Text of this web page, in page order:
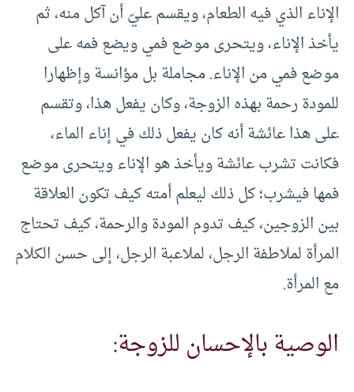
الإناء الذي فيه الطعام، ويقسم عليّ أن آكل منه، ثم
يأخذ الإناء، ويتحرى موضع فمي ويضع فمه على
موضع فمي من الإناء. مجاملة بل مؤانسة وإظهارا
للمودة رحمة بهذه الزوجة، وكان يفعل هذا، وتقسم
على هذا عائشة أنه كان يفعل ذلك في إناء الماء،
فكانت تشرب عائشة ويأخذ هو الإناء ويتحرى موضع
فمها فيشرب؛ كل ذلك ليعلم أمته كيف تكون العلاقة
بين الزوجين، كيف تدوم المودة والرحمة، كيف تحتاج
المرأة لملاطفة الرجل، لملاعبة الرجل، إلى حسن الكلام
مع المرأة.
الوصية بالإحسان للزوجة: